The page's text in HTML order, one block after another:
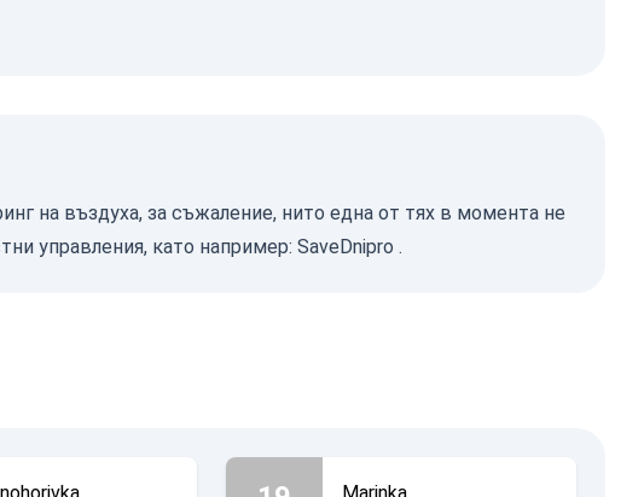
на въздуха, за съжаление, нито една от тях в момента не
управления, като например: SaveDnipro .